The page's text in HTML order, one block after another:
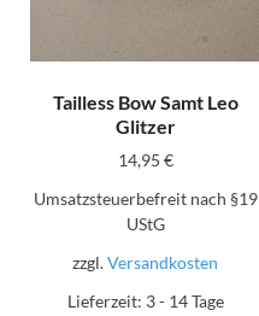
Tailless Bow Samt Leo
Glitzer
14,95 €
Umsatzsteuerbefreit nach §19
UStG
zzgl.Versandkosten
Lieferzeit: 3 - 14 Tage